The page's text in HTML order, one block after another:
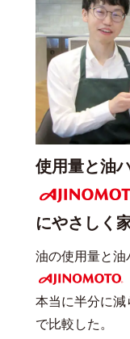
使用量と油
にやさしく
油の使用量と油
AJINOMOTO
本当に半分に減
で比較した。